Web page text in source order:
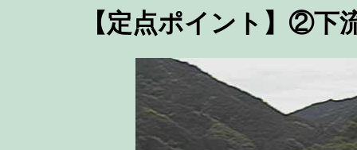
【定点ポイント】②下